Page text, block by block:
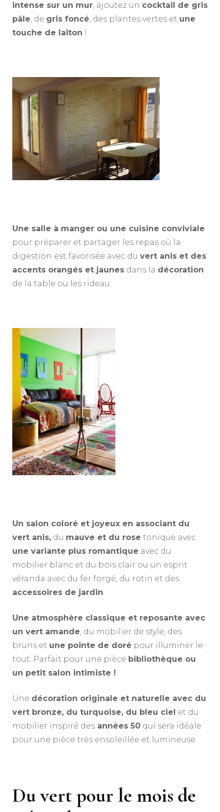
intense sur un mur , ajoutez un cocktail de gris
pâle , de gris foncé , des plantes vertes et une
touche de laiton !
Une salle à manger ou une cuisine conviviale
pour préparer et partager les repas où la
digestion est favorisée avec du vert anis et des
accents orangés et jaunes dans la décoration
de la table ou les rideau.
Un salon coloré et joyeux en associant du
vert anis, du mauve et du rose tonique avec
une variante plus romantique avec du
mobilier blanc et du bois clair ou un esprit
véranda avec du fer forgé, du rotin et des
accessoires de jardin
Une atmosphère classique et reposante avec
un vert amande , du mobilier de style, des
bruns et une pointe de doré pour illuminer le
tout. Parfait pour une pièce bibliothèque ou
un petit salon intimiste !
Une décoration originale et naturelle avec du
vert bronze, du turquoise, du bleu ciel et du
mobilier inspiré des années 50 qui sera idéale
pour une pièce très ensoleillée et lumineuse.
Du vert pour le mois de